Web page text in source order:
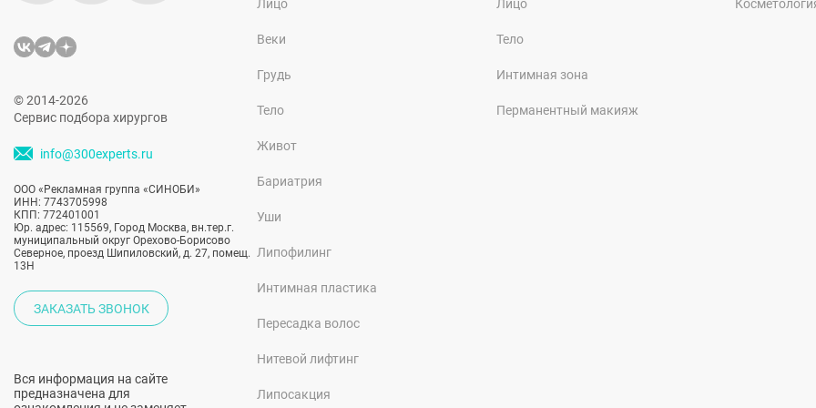
© 2014-2026
Сервис подбора хирургов
info@300experts.ru
ООО «Рекламная группа «СИНОБИ»
ИНН: 7743705998
КПП: 772401001
Юр. адрес: 115569, Город Москва, вн.тер.г.
муниципальный округ Орехово-Борисово
Северное, проезд Шипиловский, д. 27, помещ.
13Н
ЗАКАЗАТЬ ЗВОНОК
Вся информация на сайте
предназначена для
Лицо
Веки
Грудь
Тело
Живот
Бариатрия
Уши
Липофилинг
Интимная пластика
Пересадка волос
Нитевой лифтинг
Липосакция
Лицо
Тело
Интимная зона
Перманентный макияж